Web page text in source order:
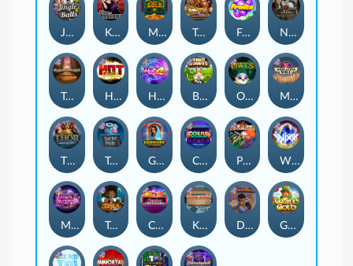
Nexus Tombstone RIP
Manhattan Goes Wild
Tractor Beam
Casino Win Spin
Hot Nudge
Monkey's Gold xPays Tomb of Nefertiti
Tomb of Akhenaten
Golden Genie And The Walking Wilds
Tesla Jolt Dungeon Quest
Coins of Fortune WiXX
Fruits
Bonus Bunnies
Hot 4 Cash Owls
Milky Ways Gaelic Gold
Jingle Balls
Kitchen Drama: Sushi Mania
Pixies vs Pirates
Thor: Hammer Time
Karen Maneater